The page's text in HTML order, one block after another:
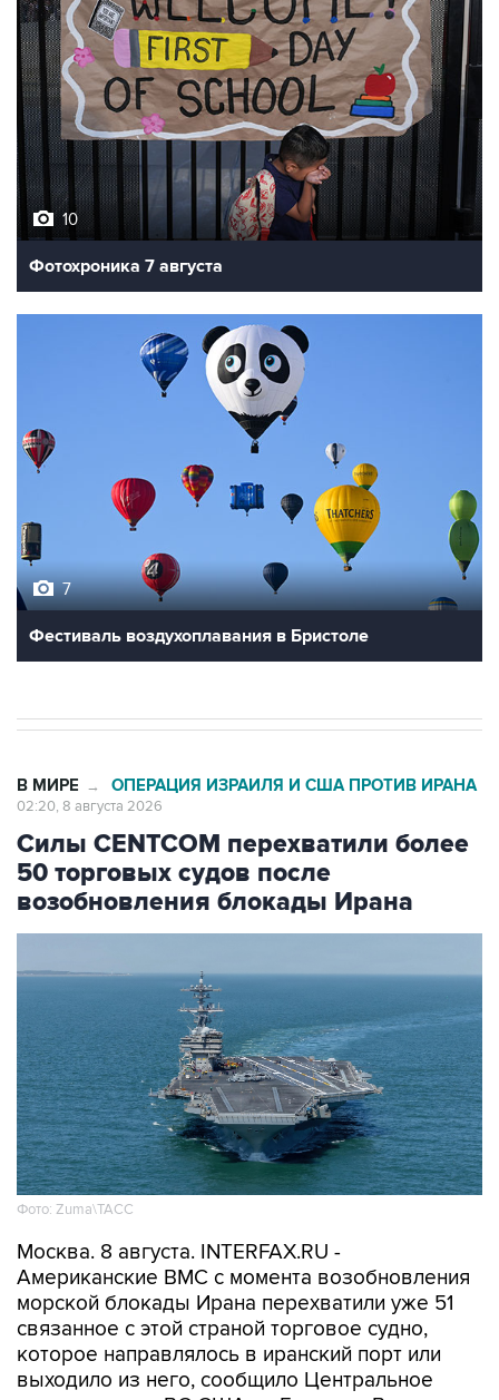
10
Фотохроника 7 августа
Фестиваль воздухоплавания в Бристоле
Силы CENTCOM перехватили более
50 торговых судов после
возобновления блокады Ирана
Фото: Zuma\ТАСС
Москва. 8 августа. INTERFAX.RU -
морской блокады Ирана перехватили уже 51
связанное с этой страной торговое судно,
которое направлялось в иранский порт или
выходило из него, сообщило Центральное
командование ВС США на Ближнем Востоке
(CENTCOM).